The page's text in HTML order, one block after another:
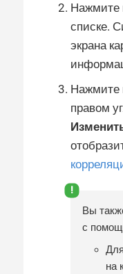
Нажмите
списке.
экрана
Нажмите
правом
Вы
с
на